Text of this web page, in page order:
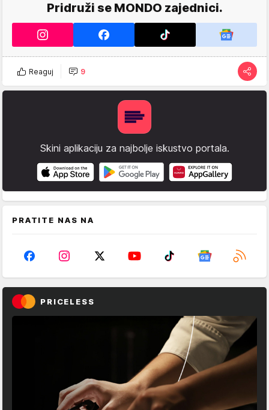
Pridruži se MONDO zajednici.
Reaguj 9
Skini aplikaciju za najbolje iskustvo portala.
PRATITE NAS NA
PRICELESS